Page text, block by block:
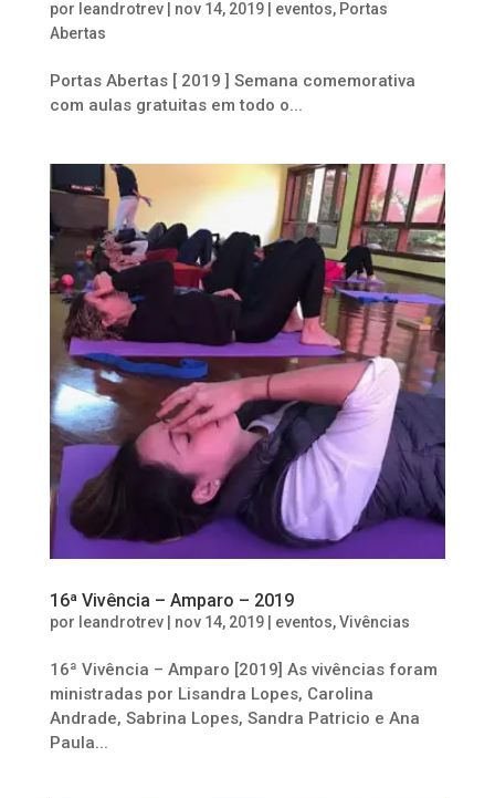
por leandrotrev| nov 14, 2019| eventos, Portas
Abertas
Portas Abertas [ 2019 ] Semana comemorativa
com aulas gratuitas em todo o...
16ª Vivência – Amparo – 2019
por leandrotrev| nov 14, 2019| eventos,Vivências
16ª Vivência – Amparo [2019] As vivências foram
ministradas por Lisandra Lopes, Carolina
Andrade, Sabrina Lopes, Sandra Patricio e Ana
Paula...